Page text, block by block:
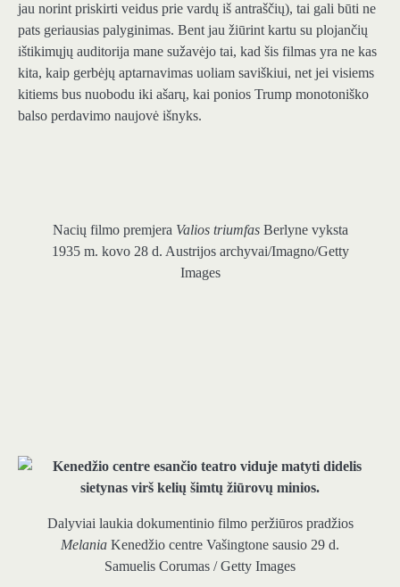
jau norint priskirti veidus prie vardų iš antraščių), tai gali būti ne
pats geriausias palyginimas. Bent jau žiūrint kartu su plojančių
ištikimųjų auditorija mane sužavėjo tai, kad šis filmas yra ne kas
kita, kaip gerbėjų aptarnavimas uoliam saviškiui, net jei visiems
kitiems bus nuobodu iki ašarų, kai ponios Trump monotoniško
balso perdavimo naujovė išnyks.
Nacių filmo premjera Valios triumfasBerlyne vyksta
1935 m. kovo 28 d. Austrijos archyvai/Imagno/Getty
Images
Dalyviai laukia dokumentinio filmo peržiūros pradžios
Melania Kenedžio centre Vašingtone sausio 29 d.
Samuelis Corumas / Getty Images